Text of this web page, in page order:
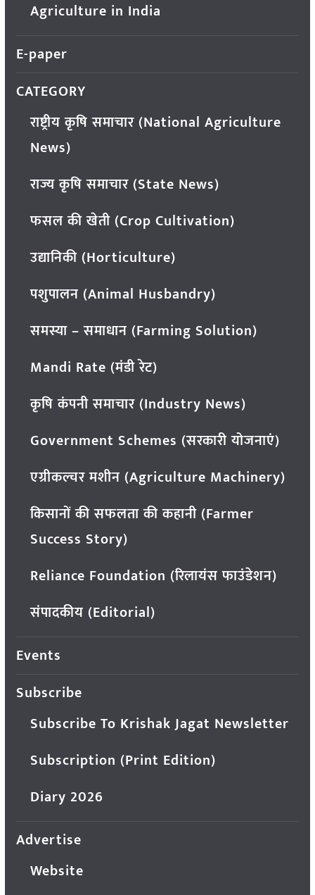
Agriculture in India
E-paper
CATEGORY
राष्ट्रीय कृषि समाचार (National Agriculture
News)
राज्य कृषि समाचार (State News)
फसल की खेती (Crop Cultivation)
उद्यानिकी (Horticulture)
पशुपालन (Animal Husbandry)
समस्या – समाधान (Farming Solution)
Mandi Rate (मंडी रेट)
कृषि कंपनी समाचार (Industry News)
Government Schemes (सरकारी योजनाएं)
एग्रीकल्चर मशीन (Agriculture Machinery)
किसानों की सफलता की कहानी (Farmer
Success Story)
Reliance Foundation (रिलायंस फाउंडेशन)
संपादकीय (Editorial)
Events
Subscribe
Subscribe To Krishak Jagat Newsletter
Subscription (Print Edition)
Diary 2026
Advertise
Website